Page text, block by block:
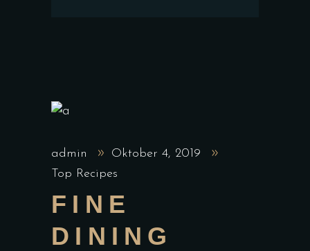
admin
Oktober 4, 2019
Top Recipes
FINE
DINING